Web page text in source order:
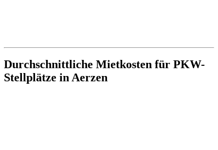
Durchschnittliche Mietkosten für PKW-
Stellplätze in Aerzen